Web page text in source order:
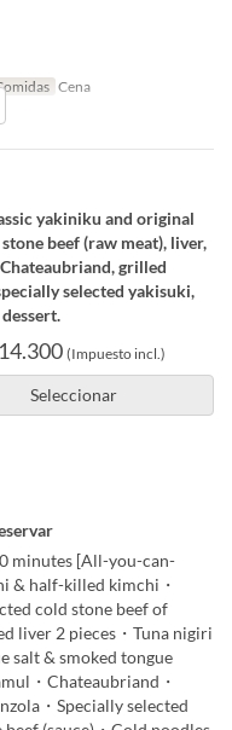
Cena
yakiniku and original
beef (raw meat), liver,
grilled
selected yakisuki,
(Impuesto incl.)
Seleccionar
minutes [All-you-can-
& half-killed kimchi・
cold stone beef of
liver 2 pieces・Tuna nigiri
salt & smoked tongue
・Chateaubriand・
・Specially selected